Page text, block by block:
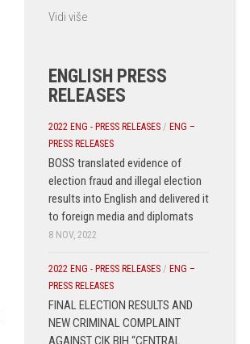
Vidi više
ENGLISH PRESS
RELEASES
2022 ENG - PRESS RELEASES / ENG –
PRESS RELEASES
BOSS translated evidence of
election fraud and illegal election
results into English and delivered it
to foreign media and diplomats
8 NOV, 2022
2022 ENG - PRESS RELEASES / ENG –
PRESS RELEASES
FINAL ELECTION RESULTS AND
NEW CRIMINAL COMPLAINT
AGAINST CIK BIH “CENTRAL